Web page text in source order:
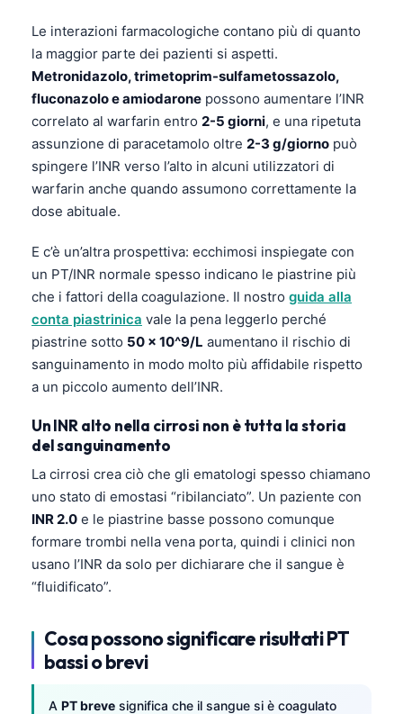
Le interazioni farmacologiche contano più di quanto
la maggior parte dei pazienti si aspetti.
Metronidazolo, trimetoprim-sulfametossazolo,
fluconazolo e amiodarone possono aumentare l’INR
correlato al warfarin entro 2-5 giorni, e una ripetuta
assunzione di paracetamolo oltre 2-3 g/giorno può
spingere l’INR verso l’alto in alcuni utilizzatori di
warfarin anche quando assumono correttamente la
dose abituale.
E c’è un’altra prospettiva: ecchimosi inspiegate con
un PT/INR normale spesso indicano le piastrine più
che i fattori della coagulazione. Il nostro guida alla
conta piastrinica vale la pena leggerlo perché
piastrine sotto 50 × 10^9/L aumentano il rischio di
sanguinamento in modo molto più affidabile rispetto
a un piccolo aumento dell’INR.
Un INR alto nella cirrosi non è tutta la storia
del sanguinamento
La cirrosi crea ciò che gli ematologi spesso chiamano
uno stato di emostasi “ribilanciato”. Un paziente con
INR 2.0 e le piastrine basse possono comunque
formare trombi nella vena porta, quindi i clinici non
usano l’INR da solo per dichiarare che il sangue è
“fluidificato”.
Cosa possono significare risultati PT
bassi o brevi
A PT breve significa che il sangue si è coagulato